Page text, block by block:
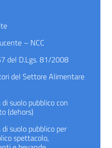
– NCC
del D.Lgs. 81/2008
del Settore Alimentare
suolo pubblico con
(dehors)
suolo pubblico per
spettacolo,